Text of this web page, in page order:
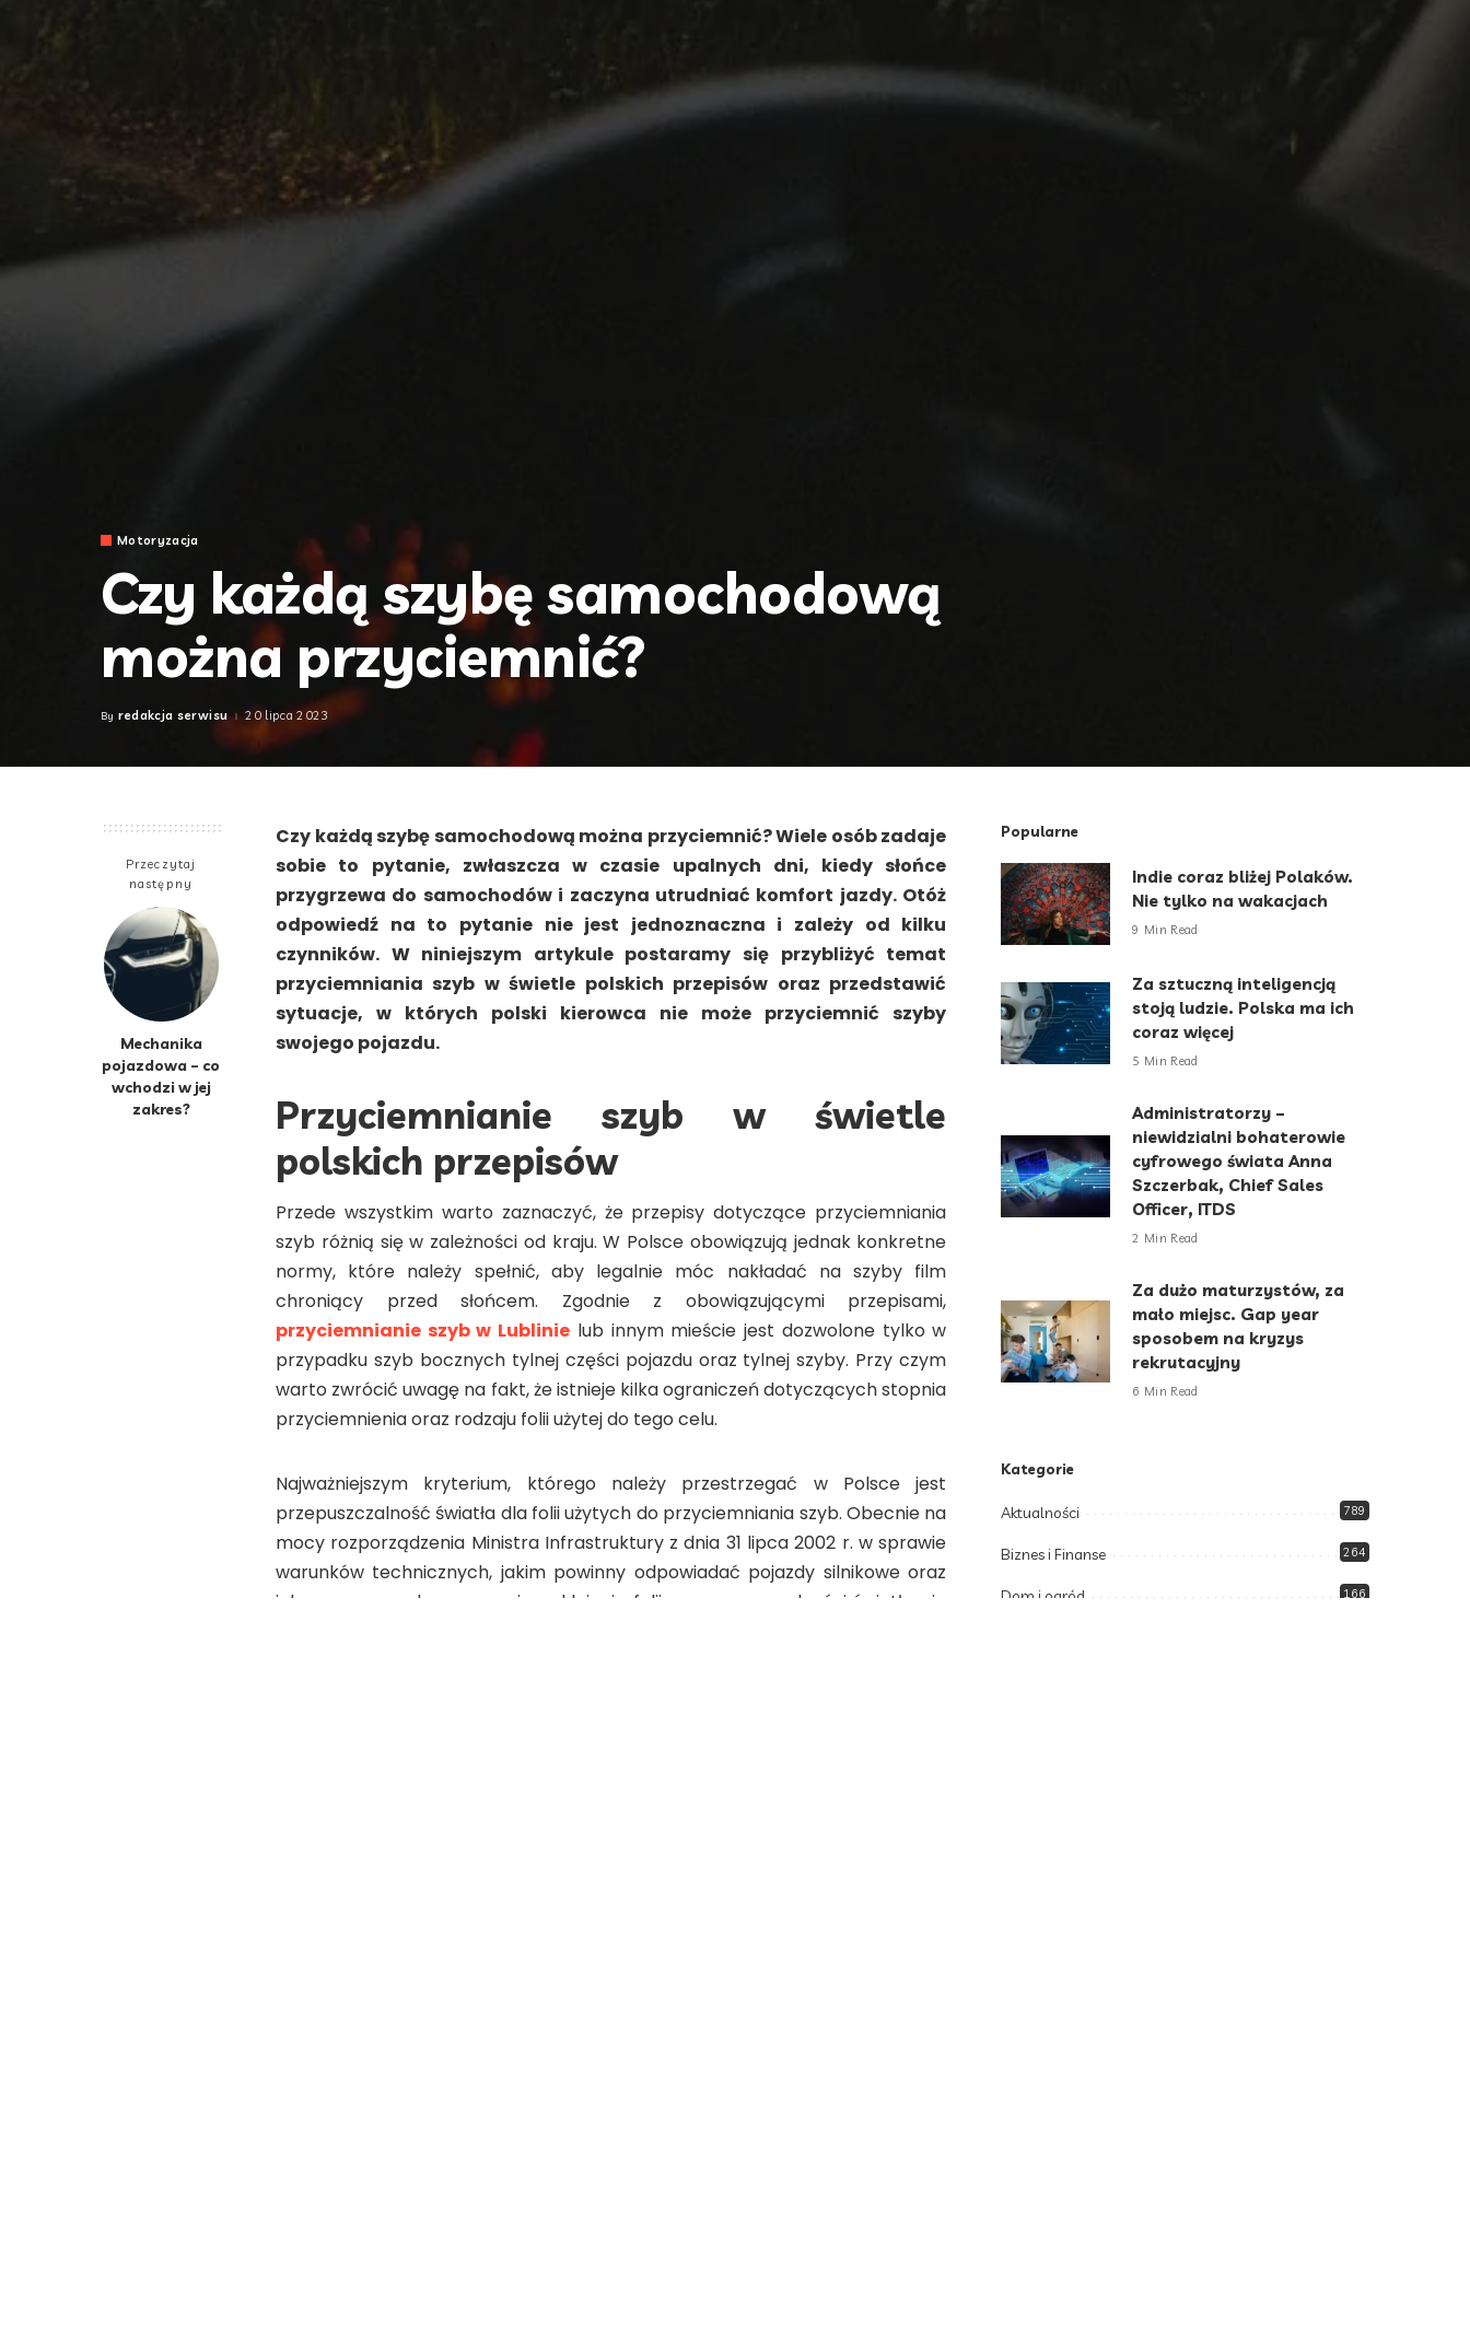
Motoryzacja
Czy każdą szybę samochodową
można przyciemnić?
Posted
By redakcja serwisu 20 lipca 2023
Przeczytaj
następny
Mechanika
pojazdowa – co
wchodzi w jej
zakres?
Czy każdą szybę samochodową można przyciemnić? Wiele osób zadaje
sobie to pytanie, zwłaszcza w czasie upalnych dni, kiedy słońce
przygrzewa do samochodów i zaczyna utrudniać komfort jazdy. Otóż
odpowiedź na to pytanie nie jest jednoznaczna i zależy od kilku
czynników. W niniejszym artykule postaramy się przybliżyć temat
przyciemniania szyb w świetle polskich przepisów oraz przedstawić
sytuacje, w których polski kierowca nie może przyciemnić szyby
swojego pojazdu.
Przyciemnianie szyb w świetle
polskich przepisów
Przede wszystkim warto zaznaczyć, że przepisy dotyczące przyciemniania
szyb różnią się w zależności od kraju. W Polsce obowiązują jednak konkretne
normy, które należy spełnić, aby legalnie móc nakładać na szyby film
chroniący przed słońcem. Zgodnie z obowiązującymi przepisami,
przyciemnianie szyb w Lublinie lub innym mieście jest dozwolone tylko w
przypadku szyb bocznych tylnej części pojazdu oraz tylnej szyby. Przy czym
warto zwrócić uwagę na fakt, że istnieje kilka ograniczeń dotyczących stopnia
przyciemnienia oraz rodzaju folii użytej do tego celu.
Najważniejszym kryterium, którego należy przestrzegać w Polsce jest
przepuszczalność światła dla folii użytych do przyciemniania szyb. Obecnie na
mocy rozporządzenia Ministra Infrastruktury z dnia 31 lipca 2002 r. w sprawie
warunków technicznych, jakim powinny odpowiadać pojazdy silnikowe oraz
ich przyczepy, dopuszcza się naklejanie folii o przepuszczalności światła nie
Popularne
Indie coraz bliżej Polaków.
Nie tylko na wakacjach
9 Min Read
Za sztuczną inteligencją
stoją ludzie. Polska ma ich
coraz więcej
5 Min Read
Administratorzy –
niewidzialni bohaterowie
cyfrowego świata Anna
Szczerbak, Chief Sales
Officer, ITDS
2 Min Read
Za dużo maturzystów, za
mało miejsc. Gap year
sposobem na kryzys
rekrutacyjny
6 Min Read
Kategorie
Aktualności 789
Biznes i Finanse 264
Dom i ogród 166